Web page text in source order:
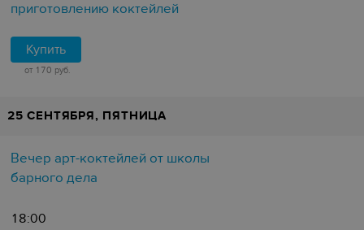
приготовлению коктейлей
Купить
от 170 руб.
25 СЕНТЯБРЯ, ПЯТНИЦА
Вечер арт-коктейлей от школы
барного дела
18:00